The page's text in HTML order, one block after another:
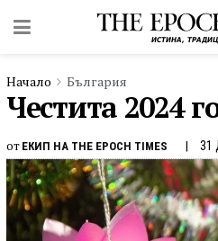
Начало България
Честита 2024
от ЕКИП НА THE EPOCH TIMES 31